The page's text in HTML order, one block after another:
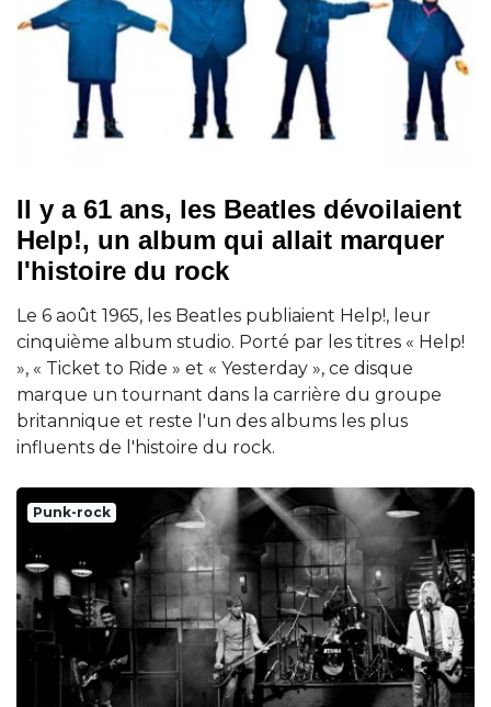
Il y a 61 ans, les Beatles dévoilaient
Help!, un album qui allait marquer
l'histoire du rock
Le 6 août 1965, les Beatles publiaient Help!, leur
cinquième album studio. Porté par les titres « Help!
», « Ticket to Ride » et « Yesterday », ce disque
marque un tournant dans la carrière du groupe
britannique et reste l'un des albums les plus
influents de l'histoire du rock.
Punk-rock